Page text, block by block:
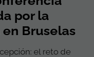
por la
Bruselas
el reto de